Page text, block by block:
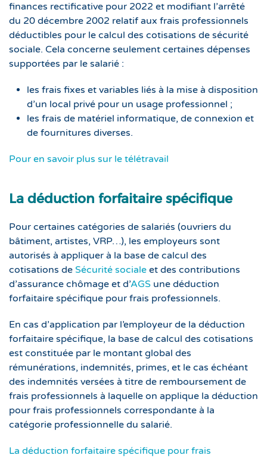
finances rectificative pour 2022 et modifiant l’arrêté
du 20 décembre 2002 relatif aux frais professionnels
déductibles pour le calcul des cotisations de sécurité
sociale. Cela concerne seulement certaines dépenses
supportées par le salarié :
les frais fixes et variables liés à la mise à disposition
d’un local privé pour un usage professionnel ;
les frais de matériel informatique, de connexion et
de fournitures diverses.
Pour en savoir plus sur le télétravail
La déduction forfaitaire spécifique
Pour certaines catégories de salariés (ouvriers du
bâtiment, artistes, VRP…), les employeurs sont
autorisés à appliquer à la base de calcul des
cotisations de Sécurité sociale et des contributions
d’assurance chômage et d’AGS une déduction
forfaitaire spécifique pour frais professionnels.
En cas d’application par l’employeur de la déduction
forfaitaire spécifique, la base de calcul des cotisations
est constituée par le montant global des
rémunérations, indemnités, primes, et le cas échéant
des indemnités versées à titre de remboursement de
frais professionnels à laquelle on applique la déduction
pour frais professionnels correspondante à la
catégorie professionnelle du salarié.
La déduction forfaitaire spécifique pour frais